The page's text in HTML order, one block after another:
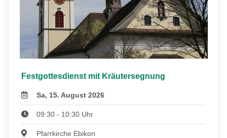
Festgottesdienst mit Kräutersegnung
Sa, 15. August 2026
09:30 - 10:30 Uhr
Pfarrkirche Ebikon